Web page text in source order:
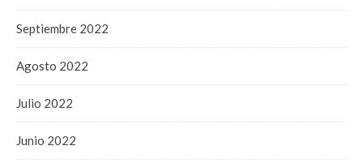
Septiembre 2022
Agosto 2022
Julio 2022
Junio 2022